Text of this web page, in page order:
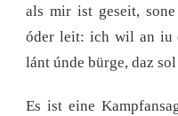
als mir ist geseit,
óder leit: ich wil an iu
lánt únde bürge, daz
Es ist eine